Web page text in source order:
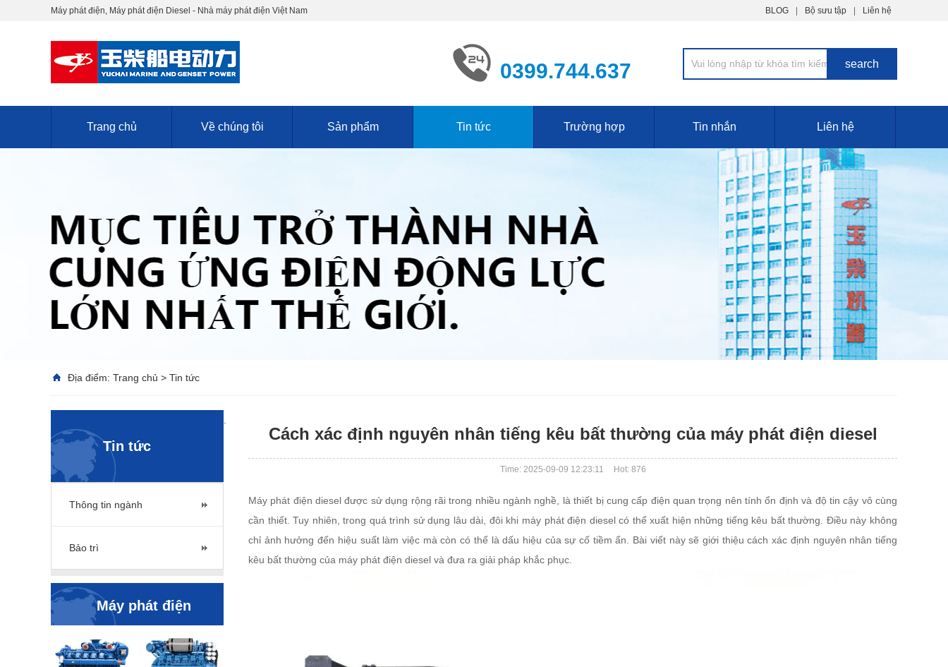
Máy phát điện, Máy phát điện Diesel - Nhà máy phát điện Việt Nam BLOG Bộ sưu tập Liên hệ
0399.744.637
Trang chủ Về chúng tôi Sản phẩm Tin tức Trường hợp Tin nhắn Liên hệ
Địa điểm: Trang chủ > Tin tức
Tin tức
Thông tin ngành
Bảo trì
Máy phát điện
Cách xác định nguyên nhân tiếng kêu bất thường của máy phát điện diesel
Time: 2025-09-09 12:23:11 Hot: 876
Máy phát điện diesel được sử dụng rộng rãi trong nhiều ngành nghề, là thiết bị cung cấp điện quan trọng nên tính ổn định và độ tin cậy vô cùng
cần thiết. Tuy nhiên, trong quá trình sử dụng lâu dài, đôi khi máy phát điện diesel có thể xuất hiện những tiếng kêu bất thường. Điều này không
chỉ ảnh hưởng đến hiệu suất làm việc mà còn có thể là dấu hiệu của sự cố tiềm ẩn. Bài viết này sẽ giới thiệu cách xác định nguyên nhân tiếng
kêu bất thường của máy phát điện diesel và đưa ra giải pháp khắc phục.